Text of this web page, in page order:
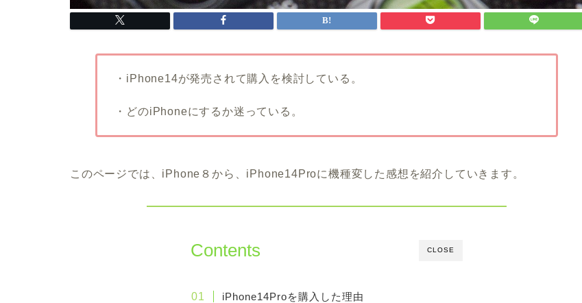
・iPhone14が発売されて購入を検討している。
・どのiPhoneにするか迷っている。
このページでは、iPhone８から、iPhone14Proに機種変した感想を紹介していきます。
CLOSE
Contents
iPhone14Proを購入した理由